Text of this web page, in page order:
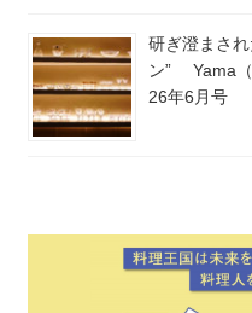
研ぎ澄まさ
ン” Yama
26年6月号